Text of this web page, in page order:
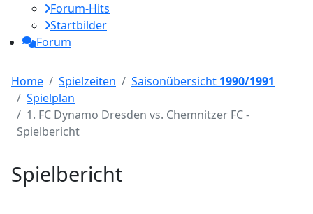
Forum-Hits
Startbilder
Forum
Home Spielzeiten Saisonübersicht 1990/1991
Spielplan
1. FC Dynamo Dresden vs. Chemnitzer FC -
Spielbericht
Spielbericht